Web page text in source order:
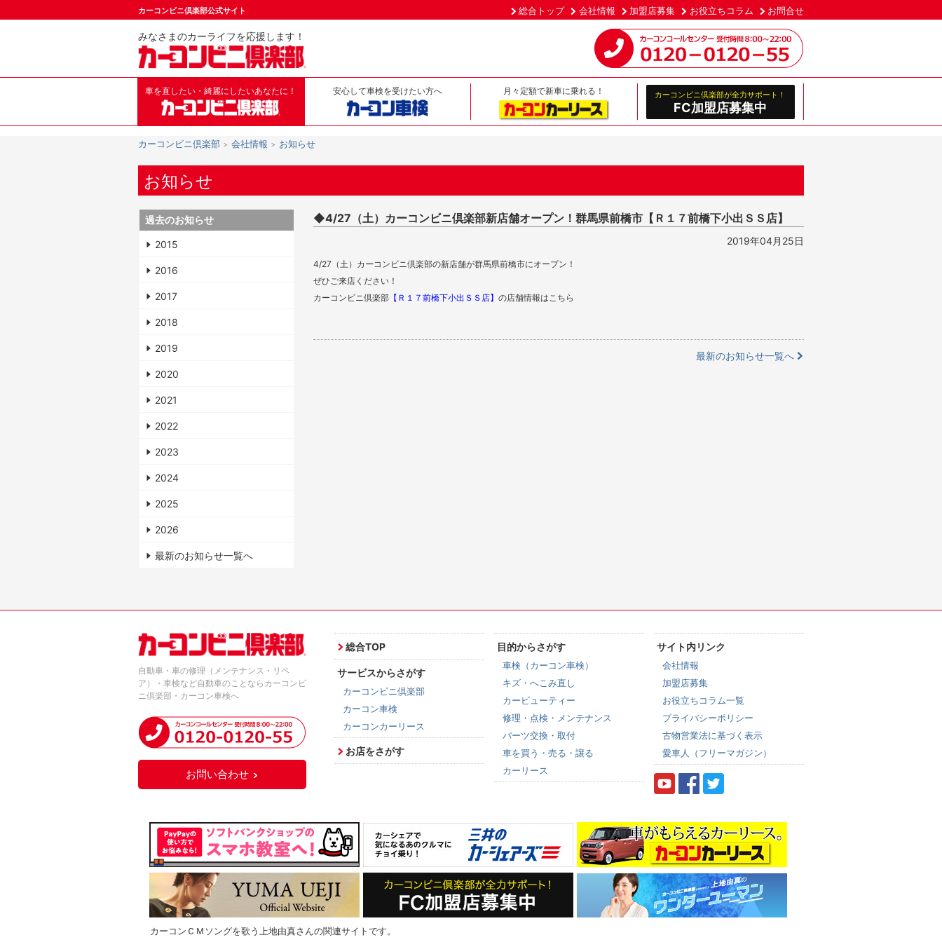
カーコンビニ倶楽部公式サイト 総合トップ 会社情報 加盟店募集 お役立ちコラム お問合せ
みなさまのカーライフを応援します！
車を直したい・綺麗にしたいあなたに！ 安心して車検を受けたい方へ 月々定額で新車に乗れる！ カーコンビニ倶楽部が全力サポート！
FC加盟店募集中
カーコンビニ倶楽部 会社情報 お知らせ
お知らせ
◆4/27（土）カーコンビニ倶楽部新店舗オープン！群馬県前橋市【Ｒ１７前橋下小出ＳＳ店】
2019年04月25日
4/27 （土）カーコンビニ倶楽部の新店舗が群馬県前橋市にオープン！
ぜひご来店ください！
カーコンビニ倶楽部 【Ｒ１７前橋下小出ＳＳ店】 の店舗情報はこちら
最新のお知らせ一覧へ
過去のお知らせ
2015
2016
2017
2018
2019
2020
2021
2022
2023
2024
2025
2026
最新のお知らせ一覧へ
自動車・車の修理（メンテナンス・リペ
ア）・車検など自動車のことならカーコンビ
ニ倶楽部・カーコン車検へ
お問い合わせ
総合TOP
サービスからさがす
カーコンビニ倶楽部
カーコン車検
カーコンカーリース
お店をさがす
目的からさがす
車検（カーコン車検）
キズ・へこみ直し
カービューティー
修理・点検・メンテナンス
パーツ交換・取付
車を買う・売る・譲る
カーリース
サイト内リンク
会社情報
加盟店募集
お役立ちコラム一覧
プライバシーポリシー
古物営業法に基づく表示
愛車人（フリーマガジン）
カーコンＣＭソングを歌う上地由真さんの関連サイトです。